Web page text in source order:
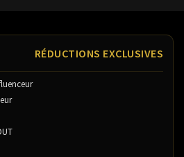
RÉDUCTIONS EXCLUSIVES